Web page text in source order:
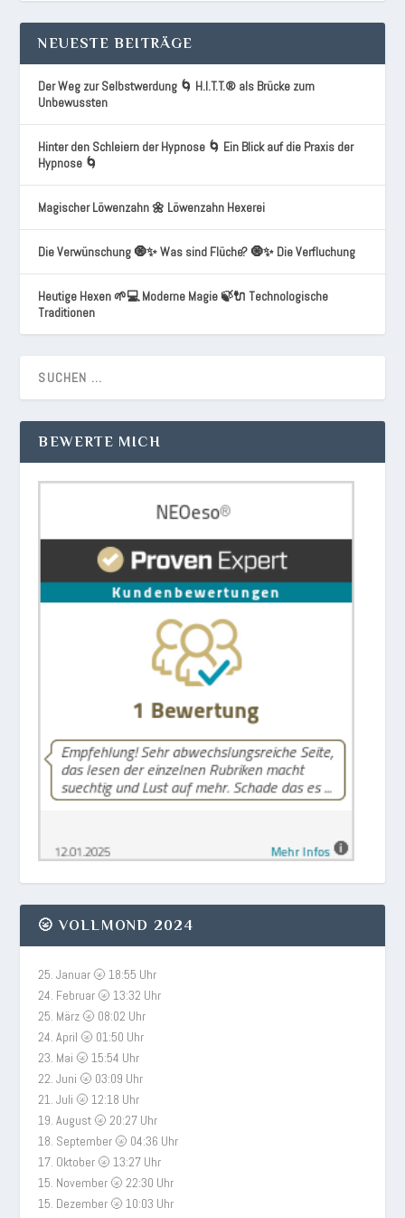
NEUESTE BEITRÄGE
Der Weg zur Selbstwerdung 🌀 H.I.T.T.® als Brücke zum
Unbewussten
Hinter den Schleiern der Hypnose 🌀 Ein Blick auf die Praxis der
Hypnose 🌀
Magischer Löwenzahn 🌼 Löwenzahn Hexerei
Die Verwünschung 🧿✨ Was sind Flüche? 🧿✨ Die Verfluchung
Heutige Hexen 🌱💻 Moderne Magie 🍃🔌 Technologische
Traditionen
BEWERTE MICH
🌝 VOLLMOND 2024
25. Januar 🌝 18:55 Uhr
24. Februar 🌝 13:32 Uhr
25. März 🌝 08:02 Uhr
24. April 🌝 01:50 Uhr
23. Mai 🌝 15:54 Uhr
22. Juni 🌝 03:09 Uhr
21. Juli 🌝 12:18 Uhr
19. August 🌝 20:27 Uhr
18. September 🌝 04:36 Uhr
17. Oktober 🌝 13:27 Uhr
15. November 🌝 22:30 Uhr
15. Dezember 🌝 10:03 Uhr